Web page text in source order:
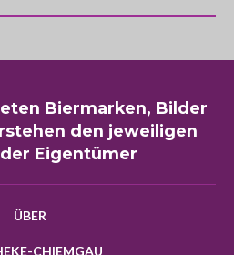
Biermarken, Bilder
den jeweiligen
Eigentümer
ÜBER
CHIEMGAU